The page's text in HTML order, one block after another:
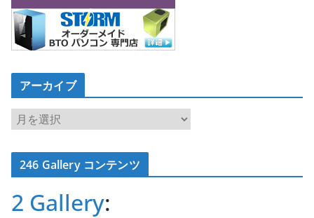
アーカイブ
ア
ー
カ
イ246 Gallery コンテンツ
2 Gallery: